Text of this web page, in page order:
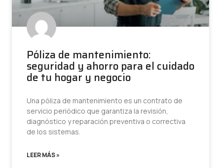
Póliza de mantenimiento:
seguridad y ahorro para el cuidado
de tu hogar y negocio
Una póliza de mantenimiento es un contrato de
servicio periódico que garantiza la revisión,
diagnóstico y reparación preventiva o correctiva
de los sistemas.
LEER MÁS »